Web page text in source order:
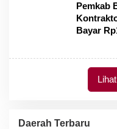
Pemkab
Bayar
Daerah Terbaru